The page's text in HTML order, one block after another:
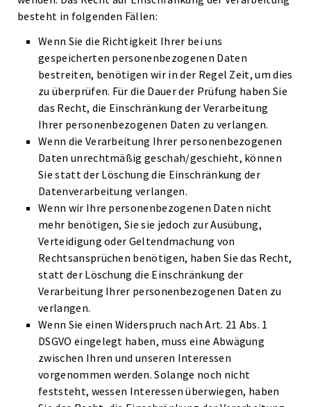
besteht in folgenden Fällen:
Wenn Sie die Richtigkeit Ihrer bei uns
gespeicherten personenbezogenen Daten
bestreiten, benötigen wir in der Regel Zeit, um dies
zu überprüfen. Für die Dauer der Prüfung haben Sie
das Recht, die Einschränkung der Verarbeitung
Ihrer personenbezogenen Daten zu verlangen.
Wenn die Verarbeitung Ihrer personenbezogenen
Daten unrechtmäßig geschah/geschieht, können
Sie statt der Löschung die Einschränkung der
Datenverarbeitung verlangen.
Wenn wir Ihre personenbezogenen Daten nicht
mehr benötigen, Sie sie jedoch zur Ausübung,
Verteidigung oder Geltendmachung von
Rechtsansprüchen benötigen, haben Sie das Recht,
statt der Löschung die Einschränkung der
Verarbeitung Ihrer personenbezogenen Daten zu
verlangen.
Wenn Sie einen Widerspruch nach Art. 21 Abs. 1
DSGVO eingelegt haben, muss eine Abwägung
zwischen Ihren und unseren Interessen
vorgenommen werden. Solange noch nicht
feststeht, wessen Interessen überwiegen, haben